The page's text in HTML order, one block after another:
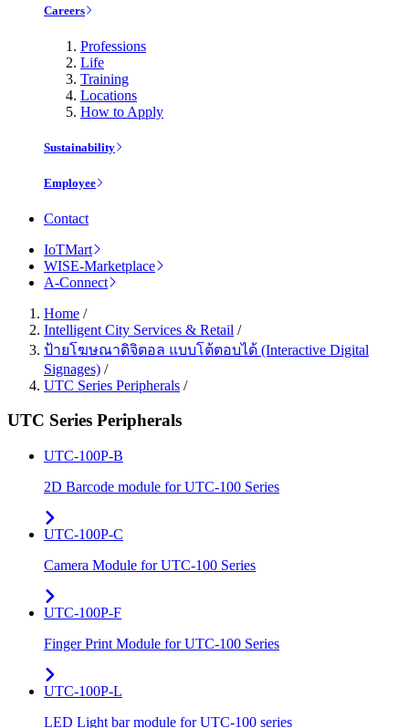
Careers
Professions
Life
Training
Locations
How to Apply
Sustainability
Employee
Contact
IoTMart
WISE-Marketplace
A-Connect
Home /
Intelligent City Services & Retail /
ป้ายโฆษณาดิจิตอล แบบโต้ตอบได้ (Interactive Digital
Signages) /
UTC Series Peripherals /
UTC Series Peripherals
UTC-100P-B
2D Barcode module for UTC-100 Series
UTC-100P-C
Camera Module for UTC-100 Series
UTC-100P-F
Finger Print Module for UTC-100 Series
UTC-100P-L
LED Light bar module for UTC-100 series